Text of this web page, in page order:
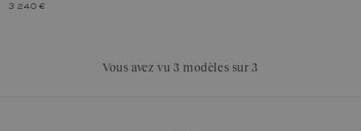
3 240 €
Vous avez vu 3 modèles sur 3